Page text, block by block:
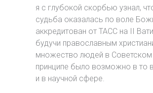
я с глубокой скорбью узнал,
судьба оказалась по воле
аккредитован от ТАСС на II
будучи православным
множество людей в
принципе было возможно в то
и в научной сфере.